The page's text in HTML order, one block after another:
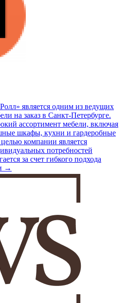
является одним из ведущих
на заказ в Санкт-Петербурге.
ассортимент мебели, включая
шкафы, кухни и гардеробные
компании является
потребностей
за счет гибкого подхода
→